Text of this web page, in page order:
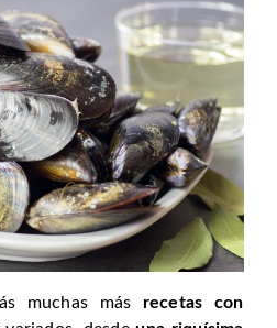
muchas más recetas con